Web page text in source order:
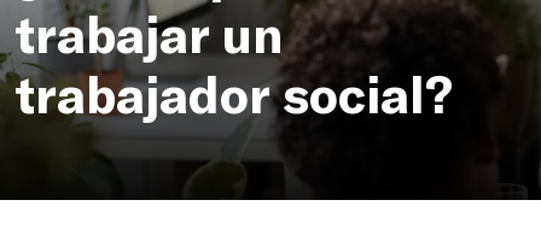
trabajar un
trabajador social?